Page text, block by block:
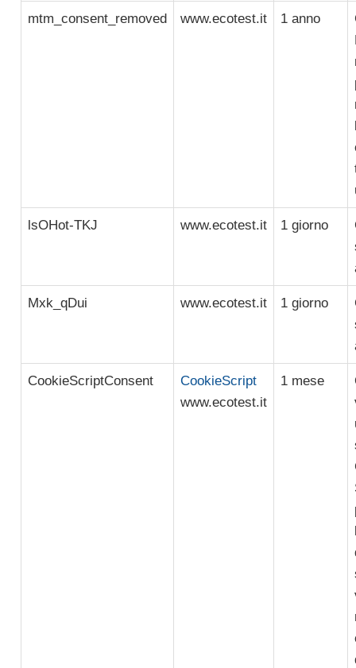
mtm_consent_removed www.ecotest.it 1 anno
lsOHot-TKJ www.ecotest.it 1 giorno
Mxk_qDui www.ecotest.it 1 giorno
CookieScriptConsent
CookieScript
www.ecotest.it
1 mese